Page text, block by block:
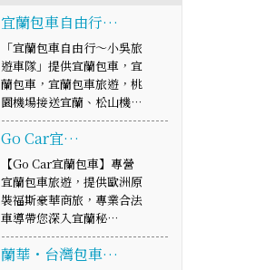
宜蘭包車自由行…
「宜蘭包車自由行～小吳旅
遊車隊」提供宜蘭包車，宜
蘭包車，宜蘭包車旅遊，桃
園機場接送宜蘭、松山機…
Go Car宜…
【Go Car宜蘭包車】專營
宜蘭包車旅遊，提供歐洲原
裝福斯豪華商旅，專業合法
車導帶您深入宜蘭秘…
蘭華・台灣包車…